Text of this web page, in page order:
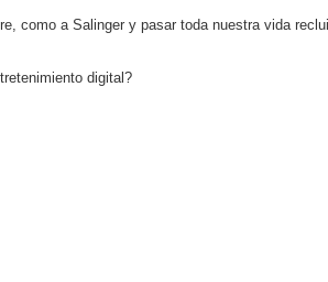
como a Salinger y pasar toda nuestra vida
digital?